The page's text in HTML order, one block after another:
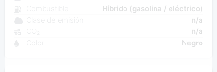
Híbrido (gasolina / eléctrico)
n/a
n/a
Negro